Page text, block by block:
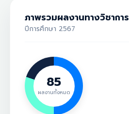
ภาพรวมผลงานทางวิชาการ
ปีการศึกษา 2567
85
ผลงานทั้งหมด